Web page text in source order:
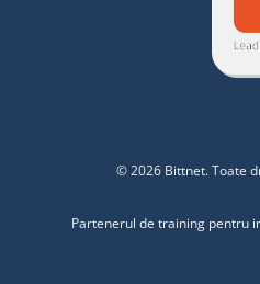
© 2026 Bittnet. Toate
Partenerul de training pentru